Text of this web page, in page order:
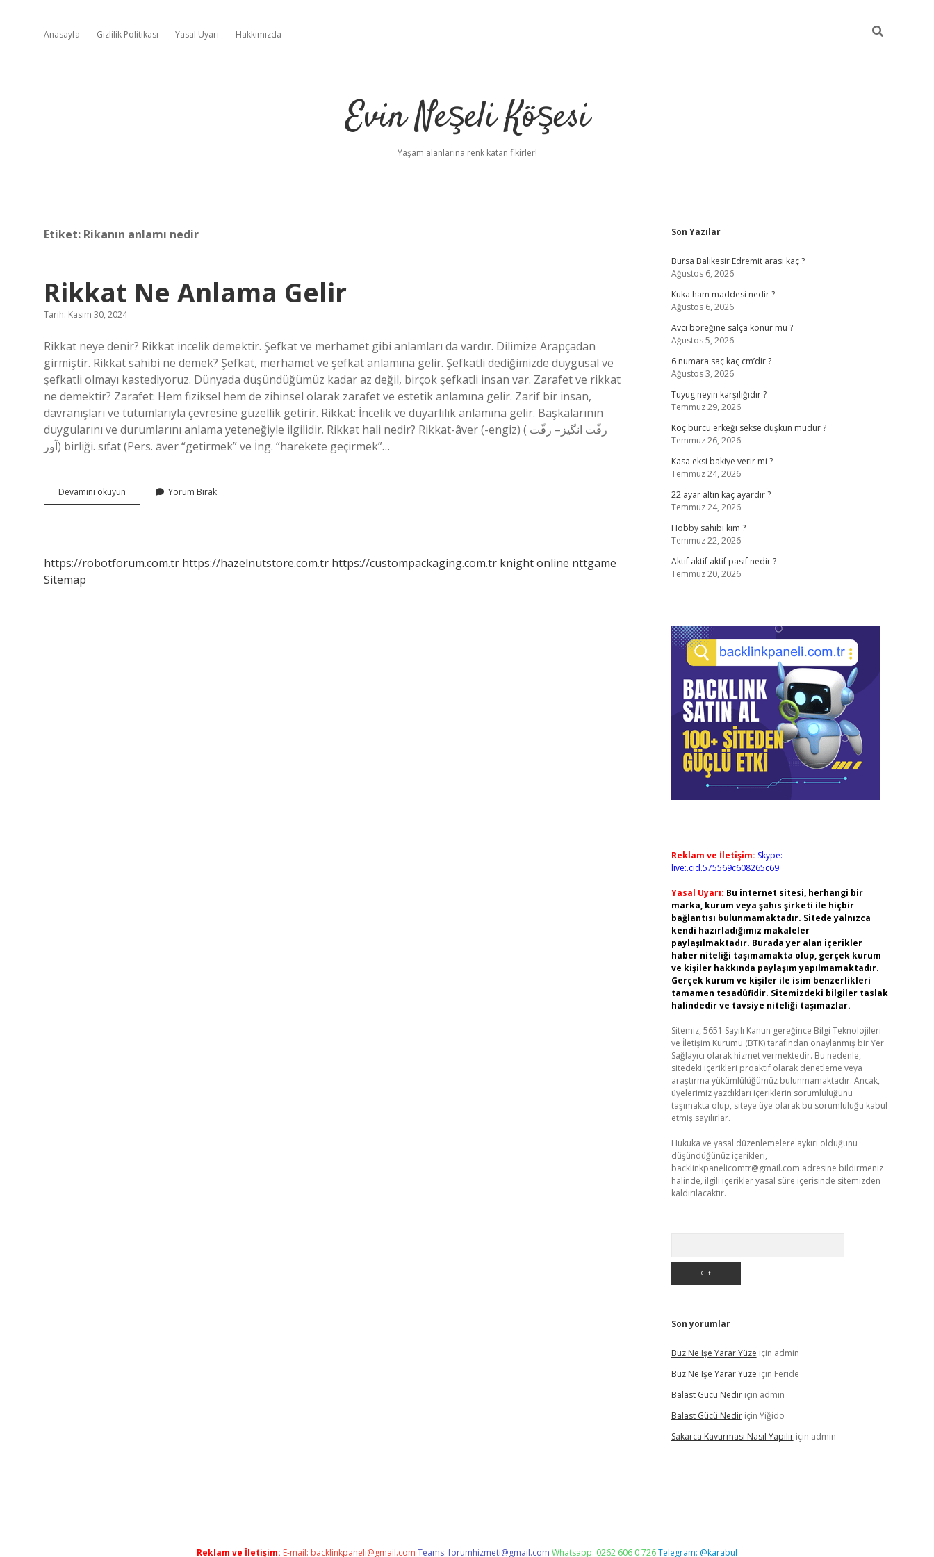
Anasayfa Gizlilik Politikası Yasal Uyarı Hakkımızda
Evin Neşeli Köşesi
Yaşam alanlarına renk katan fikirler!
Etiket: Rikanın anlamı nedir
Rikkat Ne Anlama Gelir
Tarih: Kasım 30, 2024
Rikkat neye denir? Rikkat incelik demektir. Şefkat ve merhamet gibi anlamları da vardır. Dilimize Arapçadan
girmiştir. Rikkat sahibi ne demek? Şefkat, merhamet ve şefkat anlamına gelir. Şefkatli dediğimizde duygusal ve
şefkatli olmayı kastediyoruz. Dünyada düşündüğümüz kadar az değil, birçok şefkatli insan var. Zarafet ve rikkat
ne demektir? Zarafet: Hem fiziksel hem de zihinsel olarak zarafet ve estetik anlamına gelir. Zarif bir insan,
davranışları ve tutumlarıyla çevresine güzellik getirir. Rikkat: İncelik ve duyarlılık anlamına gelir. Başkalarının
duygularını ve durumlarını anlama yeteneğiyle ilgilidir. Rikkat hali nedir? Rikkat-âver (-engiz) ( ﺭﻗّﺖ ﺍﻧﮕﻴﺰ– ﺭﻗّﺖ
ﺁﻭﺭ) birliği. sıfat (Pers. āver “getirmek” ve İng. “harekete geçirmek”…
Devamını okuyun
Ne
Yorum Bırak
https://robotforum.com.tr https://hazelnutstore.com.tr https://custompackaging.com.tr knight online nttgame
Sitemap
Sidebar
Son Yazılar
Bursa Balıkesir Edremit arası kaç ?
Ağustos 6, 2026
Kuka ham maddesi nedir ?
Ağustos 6, 2026
Avcı böreğine salça konur mu ?
Ağustos 5, 2026
6 numara saç kaç cm’dir ?
Ağustos 3, 2026
Tuyug neyin karşılığıdır ?
Temmuz 29, 2026
Koç burcu erkeği sekse düşkün müdür ?
Temmuz 26, 2026
Kasa eksi bakiye verir mi ?
Temmuz 24, 2026
22 ayar altın kaç ayardır ?
Temmuz 24, 2026
Hobby sahibi kim ?
Temmuz 22, 2026
Aktif aktif aktif pasif nedir ?
Temmuz 20, 2026
Reklam ve İletişim: Skype:
live:.cid.575569c608265c69
Yasal Uyarı: Bu internet sitesi, herhangi bir
marka, kurum veya şahıs şirketi ile hiçbir
bağlantısı bulunmamaktadır. Sitede yalnızca
kendi hazırladığımız makaleler
paylaşılmaktadır. Burada yer alan içerikler
haber niteliği taşımamakta olup, gerçek kurum
ve kişiler hakkında paylaşım yapılmamaktadır.
Gerçek kurum ve kişiler ile isim benzerlikleri
tamamen tesadüfidir. Sitemizdeki bilgiler taslak
halindedir ve tavsiye niteliği taşımazlar.
Sitemiz, 5651 Sayılı Kanun gereğince Bilgi Teknolojileri
ve İletişim Kurumu (BTK) tarafından onaylanmış bir Yer
Sağlayıcı olarak hizmet vermektedir. Bu nedenle,
sitedeki içerikleri proaktif olarak denetleme veya
araştırma yükümlülüğümüz bulunmamaktadır. Ancak,
üyelerimiz yazdıkları içeriklerin sorumluluğunu
taşımakta olup, siteye üye olarak bu sorumluluğu kabul
etmiş sayılırlar.
Hukuka ve yasal düzenlemelere aykırı olduğunu
düşündüğünüz içerikleri,
backlinkpanelicomtr@gmail.com adresine bildirmeniz
halinde, ilgili içerikler yasal süre içerisinde sitemizden
kaldırılacaktır.
Son yorumlar
Buz Ne Işe Yarar Yüze için admin
Buz Ne Işe Yarar Yüze için Feride
Balast Gücü Nediriçin admin
Balast Gücü Nediriçin Yiğido
Sakarca Kavurması Nasıl Yapılıriçin admin
Reklam ve İletişim: E-mail: backlinkpaneli@gmail.com Teams:forumhizmeti@gmail.com Whatsapp: 0262 606 0 726Telegram: @karabul